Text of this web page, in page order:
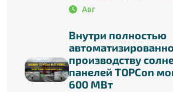
Авг
Внутри полностью
производству
панелей TOPCon
600 МВт